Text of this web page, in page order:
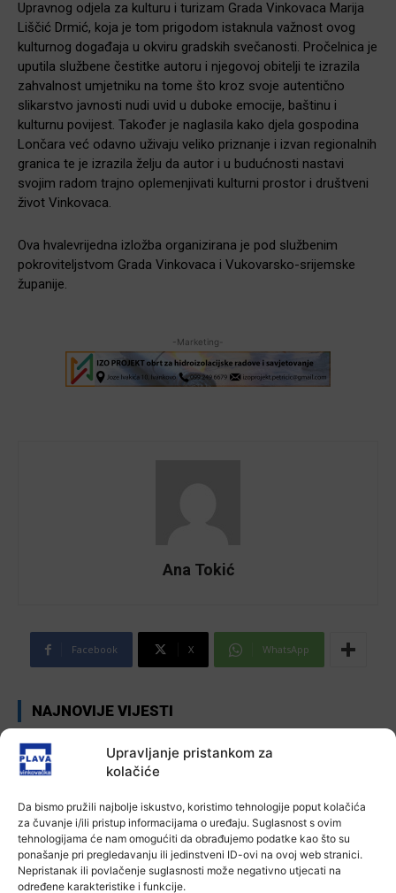
Upravljanje pristankom za
kolačiće
Da bismo pružili najbolje iskustvo, koristimo tehnologije poput kolačića
za čuvanje i/ili pristup informacijama o uređaju. Suglasnost s ovim
tehnologijama će nam omogućiti da obrađujemo podatke kao što su
ponašanje pri pregledavanju ili jedinstveni ID-ovi na ovoj web stranici.
Nepristanak ili povlačenje suglasnosti može negativno utjecati na
određene karakteristike i funkcije.
Upravnog odjela za kulturu i turizam Grada Vinkovaca Marija
Liščić Drmić, koja je tom prigodom istaknula važnost ovog
kulturnog događaja u okviru gradskih svečanosti. Pročelnica je
uputila službene čestitke autoru i njegovoj obitelji te izrazila
zahvalnost umjetniku na tome što kroz svoje autentično
slikarstvo javnosti nudi uvid u duboke emocije, baštinu i
kulturnu povijest. Također je naglasila kako djela gospodina
Lončara već odavno uživaju veliko priznanje i izvan regionalnih
granica te je izrazila želju da autor i u budućnosti nastavi
svojim radom trajno oplemenjivati kulturni prostor i društveni
život Vinkovaca.
Ova hvalevrijedna izložba organizirana je pod službenim
pokroviteljstvom Grada Vinkovaca i Vukovarsko-srijemske
županije.
-Marketing-
Ana Tokić
Facebook X WhatsApp
NAJNOVIJE VIJESTI
Autoklub Vinkovci u rujnu će obilježiti
stotu godišnjicu djelovanja
Aktualno
Za dva tjedna započinje još jedna
Divlja liga